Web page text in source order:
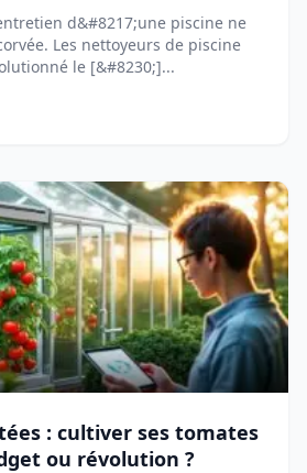
d&#8217;une piscine ne
Les nettoyeurs de piscine
le [&#8230;]...
: cultiver ses tomates
ou révolution ?